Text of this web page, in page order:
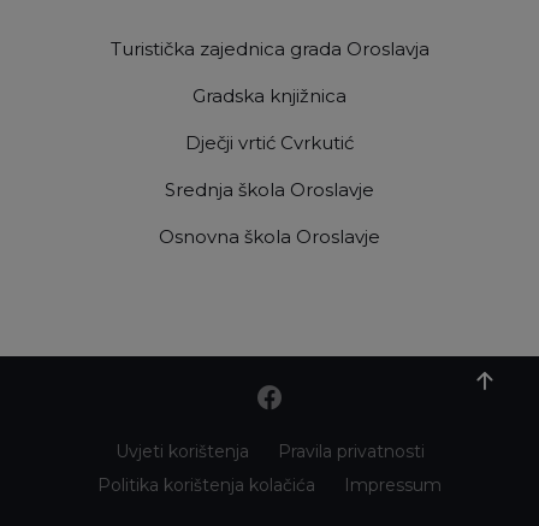
Turistička zajednica grada Oroslavja
Gradska knjižnica
Dječji vrtić Cvrkutić
Srednja škola Oroslavje
Osnovna škola Oroslavje
Uvjeti korištenja
Pravila privatnosti
Politika korištenja kolačića
Impressum